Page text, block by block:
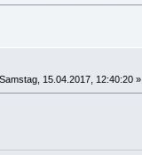
Samstag, 15.04.2017, 12:40:20 »